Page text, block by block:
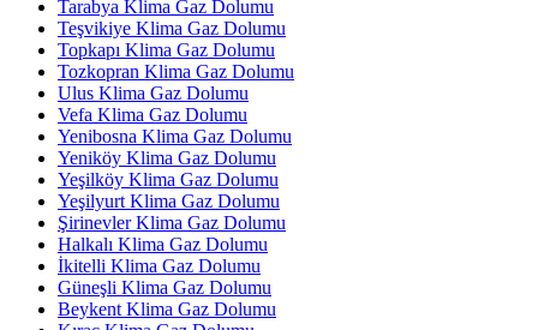
Tarabya Klima Gaz Dolumu
Teşvikiye Klima Gaz Dolumu
Topkapı Klima Gaz Dolumu
Tozkopran Klima Gaz Dolumu
Ulus Klima Gaz Dolumu
Vefa Klima Gaz Dolumu
Yenibosna Klima Gaz Dolumu
Yeniköy Klima Gaz Dolumu
Yeşilköy Klima Gaz Dolumu
Yeşilyurt Klima Gaz Dolumu
Şirinevler Klima Gaz Dolumu
Halkalı Klima Gaz Dolumu
İkitelli Klima Gaz Dolumu
Güneşli Klima Gaz Dolumu
Beykent Klima Gaz Dolumu